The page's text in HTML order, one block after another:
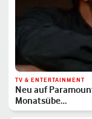
TV & ENTERTAINMENT
Neu auf
Monatsübe…